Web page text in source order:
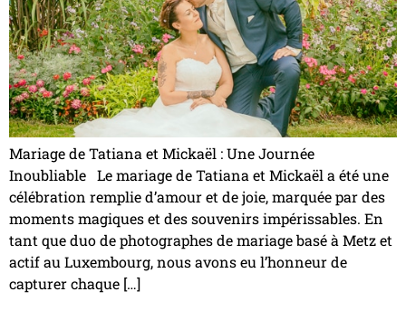
Mariage de Tatiana et Mickaël : Une Journée
Inoubliable Le mariage de Tatiana et Mickaël a été une
célébration remplie d’amour et de joie, marquée par des
moments magiques et des souvenirs impérissables. En
tant que duo de photographes de mariage basé à Metz et
actif au Luxembourg, nous avons eu l’honneur de
capturer chaque […]